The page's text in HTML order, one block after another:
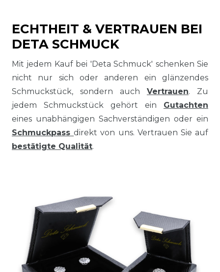
ECHTHEIT & VERTRAUEN BEI
DETA SCHMUCK
Mit jedem Kauf bei 'Deta Schmuck' schenken Sie
nicht nur sich oder anderen ein glänzendes
Schmuckstück, sondern auch Vertrauen. Zu
jedem Schmuckstück gehört ein Gutachten
eines unabhängigen Sachverständigen oder ein
Schmuckpassdirekt von uns. Vertrauen Sie auf
bestätigte Qualität.